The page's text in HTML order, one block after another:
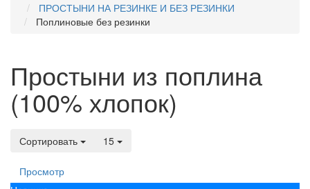
ПРОСТЫНИ НА РЕЗИНКЕ И БЕЗ РЕЗИНКИ
Поплиновые без резинки
Простыни из поплина
(100% хлопок)
Сортировать 15
Просмотр